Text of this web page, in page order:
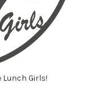
Lunch Girls!